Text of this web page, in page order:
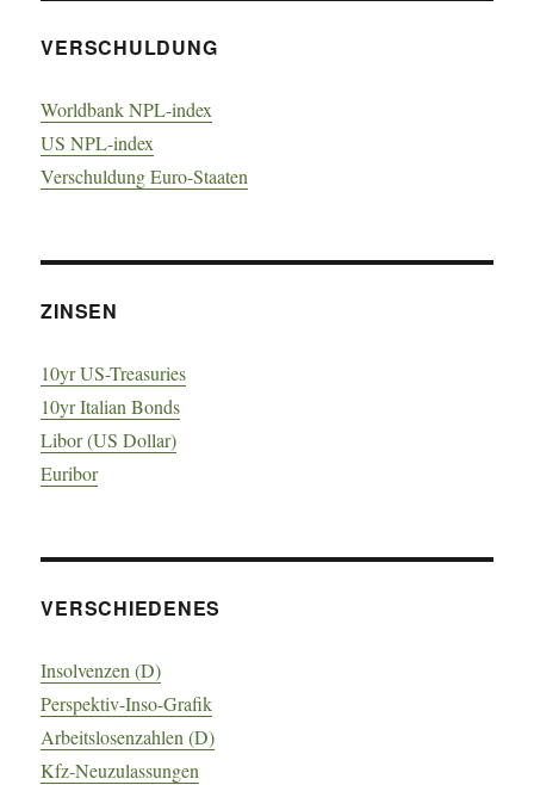
VERSCHULDUNG
Worldbank NPL-index
US NPL-index
Verschuldung Euro-Staaten
ZINSEN
10yr US-Treasuries
10yr Italian Bonds
Libor (US Dollar)
Euribor
VERSCHIEDENES
Insolvenzen (D)
Perspektiv-Inso-Grafik
Arbeitslosenzahlen (D)
Kfz-Neuzulassungen